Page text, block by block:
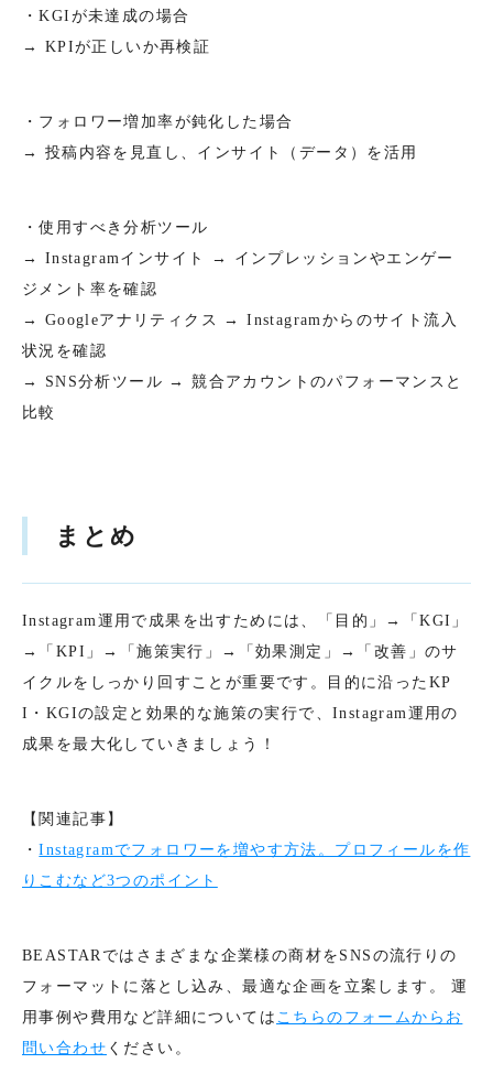
・KGIが未達成の場合
→ KPIが正しいか再検証
・フォロワー増加率が鈍化した場合
→ 投稿内容を見直し、インサイト（データ）を活用
・使用すべき分析ツール
→ Instagramインサイト → インプレッションやエンゲー
ジメント率を確認
→ Googleアナリティクス → Instagramからのサイト流入
状況を確認
→ SNS分析ツール → 競合アカウントのパフォーマンスと
比較
まとめ
Instagram運用で成果を出すためには、「目的」→「KGI」
→「KPI」→「施策実行」→「効果測定」→「改善」のサ
イクルをしっかり回すことが重要です。目的に沿ったKP
I・KGIの設定と効果的な施策の実行で、Instagram運用の
成果を最大化していきましょう！
【関連記事】
・Instagramでフォロワーを増やす方法。プロフィールを作
りこむなど3つのポイント
BEASTARではさまざまな企業様の商材をSNSの流行りの
フォーマットに落とし込み、最適な企画を立案します。 運
用事例や費用など詳細については こちらのフォームからお
問い合わせ ください。